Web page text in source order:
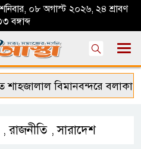
০৮ অগাস্ট ২০২৬, ২৪ শ্রাবণ
বঙ্গাব্দ
বিমানবন্দরে বলাকা
,রাজনীতি ,সারাদেশ